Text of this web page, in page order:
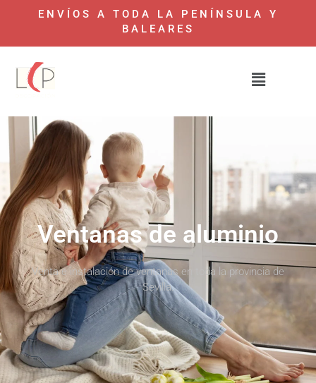
ENVÍOS A TODA LA PENÍNSULA Y
BALEARES
Ventanas de aluminio
Venta e instalación de ventanas en toda la provincia de
Sevilla.